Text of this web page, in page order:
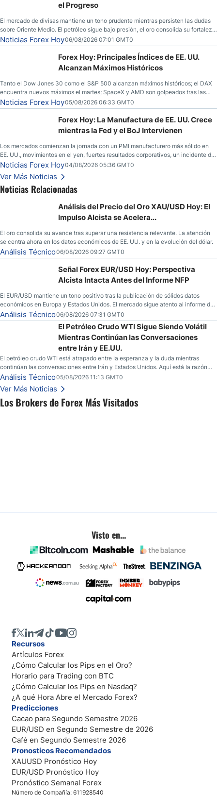
Los Brokers de Forex Más Visitados
el Progreso
El mercado de divisas mantiene un tono prudente mientras persisten las dudas
sobre Oriente Medio. El petróleo sigue bajo presión, el oro consolida su fortaleza
y los operadores esperan nuevas referencias económicas desde Estados
Unidos.
Noticias Forex Hoy06/08/2026 07:01 GMT0
Forex Hoy: Principales Índices de EE. UU.
Alcanzan Máximos Históricos
Tanto el Dow Jones 30 como el S&P 500 alcanzan máximos históricos; el DAX
encuentra nuevos máximos el martes; SpaceX y AMD son golpeados tras las
llamadas de ganancias; el petróleo crudo cae por debajo de los $80 con nuevas
esperanzas; el dólar estadounidense continúa intentando estabilizarse frente al
yen; el peso mexicano ve un repunte a medida que las tasas caen en EE. UU.
Noticias Forex Hoy05/08/2026 06:33 GMT0
Forex Hoy: La Manufactura de EE. UU. Crece
mientras la Fed y el BoJ Intervienen
Los mercados comienzan la jornada con un PMI manufacturero más sólido en
EE. UU., movimientos en el yen, fuertes resultados corporativos, un incidente de
seguridad en Bitcoin y nuevas señales desde el mercado del petróleo.
Noticias Forex Hoy04/08/2026 05:36 GMT0
Ver Más Noticias
Noticias Relacionadas
Análisis del Precio del Oro XAU/USD Hoy: El
Impulso Alcista se Acelera...
El oro consolida su avance tras superar una resistencia relevante. La atención
se centra ahora en los datos económicos de EE. UU. y en la evolución del dólar.
Análisis Técnico06/08/2026 09:27 GMT0
Señal Forex EUR/USD Hoy: Perspectiva
Alcista Intacta Antes del Informe NFP
El EUR/USD mantiene un tono positivo tras la publicación de sólidos datos
económicos en Europa y Estados Unidos. El mercado sigue atento al informe de
empleo estadounidense y a la evolución del escenario geopolítico.
Análisis Técnico06/08/2026 07:31 GMT0
El Petróleo Crudo WTI Sigue Siendo Volátil
Mientras Continúan las Conversaciones
entre Irán y EE.UU.
El petróleo crudo WTI está atrapado entre la esperanza y la duda mientras
continúan las conversaciones entre Irán y Estados Unidos. Aquí está la razón
por la que los traders pueden querer pensarlo dos veces antes de tomar partido
en este momento.
Análisis Técnico05/08/2026 11:13 GMT0
Ver Más Noticias
Visto en...
Número de Compañía: 611928540
Recursos
Artículos Forex
¿Cómo Calcular los Pips en el Oro?
Horario para Trading con BTC
¿Cómo Calcular los Pips en Nasdaq?
¿A qué Hora Abre el Mercado Forex?
Predicciones
Cacao para Segundo Semestre 2026
EUR/USD en Segundo Semestre de 2026
Café en Segundo Semestre 2026
Pronosticos Recomendados
XAUUSD Pronóstico Hoy
EUR/USD Pronóstico Hoy
Pronóstico Semanal Forex